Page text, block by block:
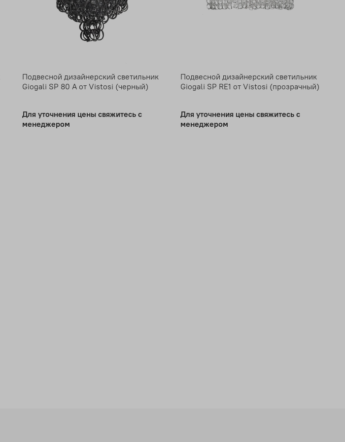
Подвесной дизайнерский светильник
Giogali SP 80 A от Vistosi (черный)
Для уточнения цены свяжитесь с
менеджером
Подвесной дизайнерский светильник
Giogali SP RE1 от Vistosi (прозрачный)
Для уточнения цены свяжитесь с
менеджером